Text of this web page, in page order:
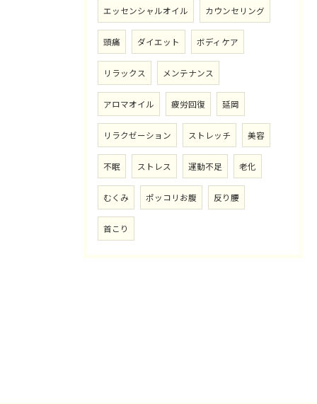
エッセンシャルオイル カウンセリング
頭痛 ダイエット ボディケア
リラックス メンテナンス
アロマオイル 疲労回復 延岡
リラクゼーション ストレッチ 美容
不眠 ストレス 運動不足 老化
むくみ ポッコリお腹 反り腰
首こり